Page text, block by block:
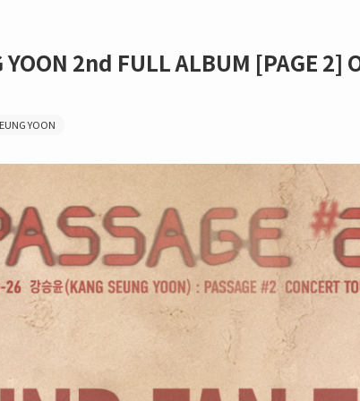
YOON 2nd FULL ALBUM [PAGE 2]
YOON